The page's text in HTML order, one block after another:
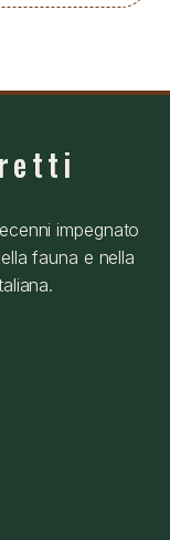
impegnato
fauna e nella